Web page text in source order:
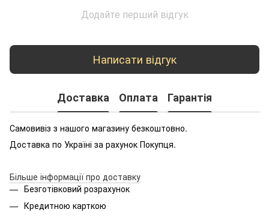
Додайте перший відгук
Написати відгук
Доставка Оплата Гарантія
Самовивіз з нашого магазину безкоштовно.
Доставка по Україні за рахунок Покупця.
Більше інформації про доставку
Безготівковий розрахунок
Кредитною карткою